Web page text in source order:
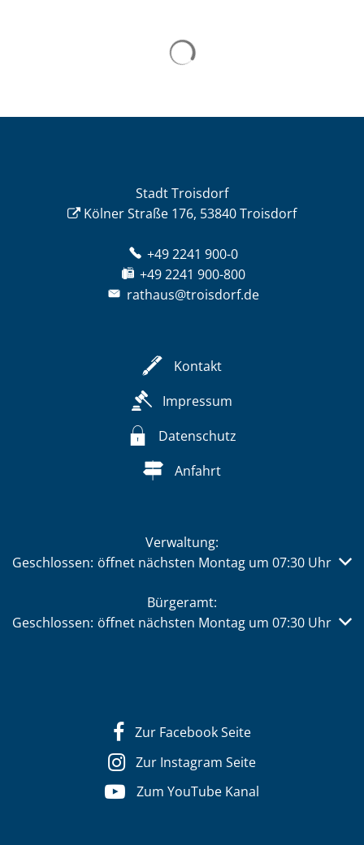
Stadt Troisdorf
Kölner Straße 176, 53840 Troisdorf
+49 2241 900-0
+49 2241 900-800
rathaus@troisdorf.de
Kontakt
Impressum
Datenschutz
Anfahrt
Verwaltung:
Klicken, um weitere Öffnungs- oder Schließzeiten
Geschlossen: öffnet nächsten Montag um 07:30 Uhr
Bürgeramt:
Klicken, um weitere Öffnungs- oder Schließzeiten
Geschlossen: öffnet nächsten Montag um 07:30 Uhr
Zur Facebook Seite
Zur Instagram Seite
Zum YouTube Kanal